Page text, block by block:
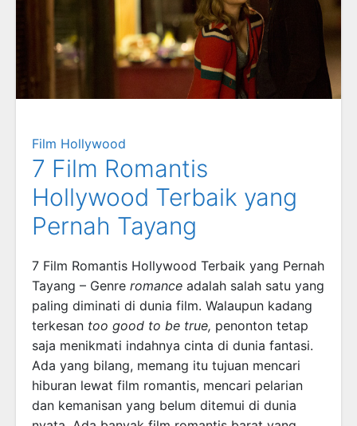
Film Hollywood
7 Film Romantis
Hollywood Terbaik yang
Pernah Tayang
7 Film Romantis Hollywood Terbaik yang Pernah
Tayang – Genre romance adalah salah satu yang
paling diminati di dunia film. Walaupun kadang
terkesan too good to be true, penonton tetap
saja menikmati indahnya cinta di dunia fantasi.
Ada yang bilang, memang itu tujuan mencari
hiburan lewat film romantis, mencari pelarian
dan kemanisan yang belum ditemui di dunia